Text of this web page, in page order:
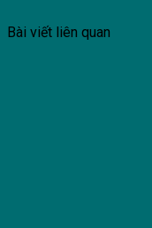
Bài viết liên quan